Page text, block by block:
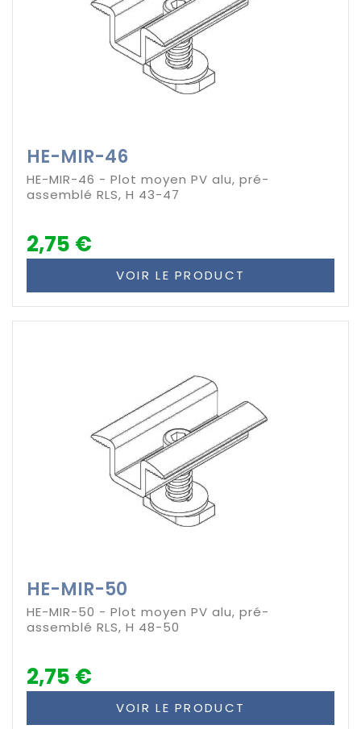
HE-MIR-46
HE-MIR-46 - Plot moyen PV alu, pré-
assemblé RLS, H 43-47
2,75 €
VOIR LE PRODUCT
HE-MIR-50
HE-MIR-50 - Plot moyen PV alu, pré-
assemblé RLS, H 48-50
2,75 €
VOIR LE PRODUCT